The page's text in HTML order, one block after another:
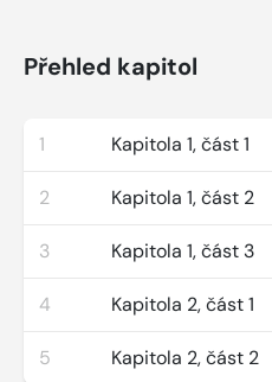
Přehled kapitol
1 Kapitola 1, část 1
2 Kapitola 1, část 2
3 Kapitola 1, část 3
4 Kapitola 2, část 1
5 Kapitola 2, část 2